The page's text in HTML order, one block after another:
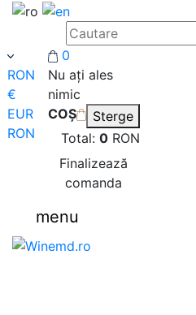
RON
€
EUR
RON
0
Nu ați ales
nimic
COȘ
Sterge
Total: 0RON
Finalizează
comanda
menu